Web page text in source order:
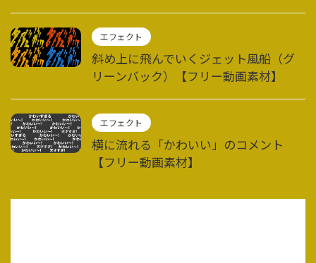
エフェクト
斜め上に飛んでいくジェット風船（グ
リーンバック）【フリー動画素材】
エフェクト
横に流れる「かわいい」のコメント
【フリー動画素材】